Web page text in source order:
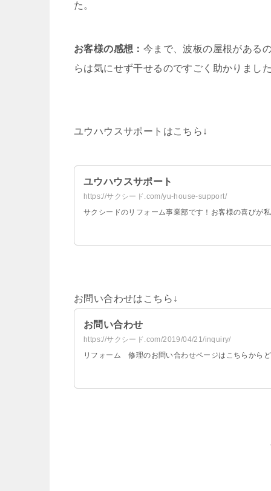
た。
お客様の感想： 今まで、波板の屋根がある
らは気にせず干せるのですごく助かりまし
ユウハウスサポートはこちら↓
ユウハウスサポート
https://サクシード.com/yu-house-support/
サクシードのリフォーム事業部です！お客様の喜びが
お問い合わせはこちら↓
お問い合わせ
https://サクシード.com/2019/04/21/inquiry/
リフォーム 修理のお問い合わせページはこちらから